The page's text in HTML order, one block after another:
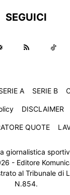
SEGUICI
A SERIE B
DISCLAIMER
QUOTE
giornalistica
- Editore
al Tribunale di
N.854.